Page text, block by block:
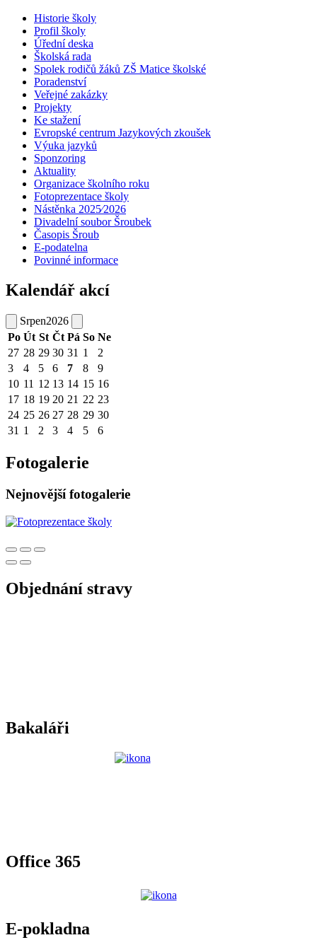
Historie školy
Profil školy
Úřední deska
Školská rada
Spolek rodičů žáků ZŠ Matice školské
Poradenství
Veřejné zakázky
Projekty
Ke stažení
Evropské centrum Jazykových zkoušek
Výuka jazyků
Sponzoring
Aktuality
Organizace školního roku
Fotoprezentace školy
Nástěnka 2025⁄2026
Divadelní soubor Šroubek
Časopis Šroub
E-podatelna
Povinné informace
Kalendář akcí
Srpen2026
Po Út St Čt Pá So Ne
27 28 29 30 31 1
2
3
4 5 6 7 8
9
10 11 12 13 14 15 16
17 18 19 20 21 22 23
24 25 26 27 28 29 30
31 1 2 3 4 5 6
Fotogalerie
Nejnovější fotogalerie
Objednání stravy
Bakaláři
Office 365
E-pokladna